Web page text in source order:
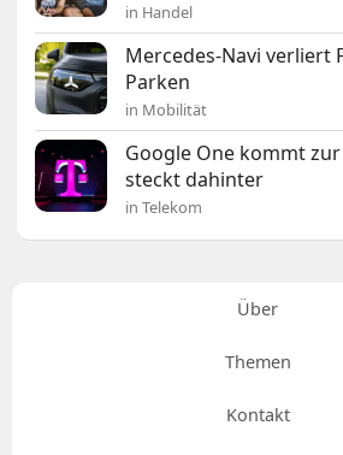
in Handel
Mercedes-Navi verliert
Parken
in Mobilität
Google One kommt zur
steckt dahinter
in Telekom
Über
Themen
Kontakt